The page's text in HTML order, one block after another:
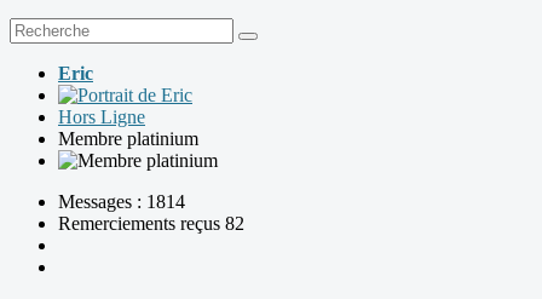
Eric
Hors Ligne
Membre platinium
Messages : 1814
Remerciements reçus 82